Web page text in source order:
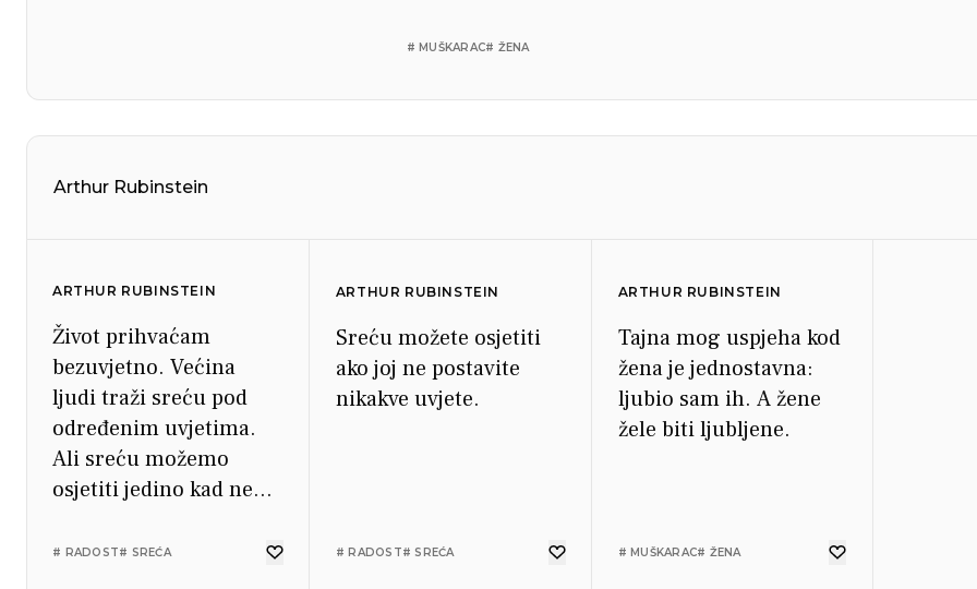
# MUŠKARAC# ŽENA
Arthur Rubinstein
ARTHUR RUBINSTEIN
Život prihvaćam
bezuvjetno. Većina
ljudi traži sreću pod
određenim uvjetima.
Ali sreću možemo
osjetiti jedino kad ne
# RADOST# SREĆA
ARTHUR RUBINSTEIN
Sreću možete osjetiti
ako joj ne postavite
nikakve uvjete.
# RADOST# SREĆA
ARTHUR RUBINSTEIN
Tajna mog uspjeha kod
žena je jednostavna:
ljubio sam ih. A žene
žele biti ljubljene.
# MUŠKARAC# ŽENA